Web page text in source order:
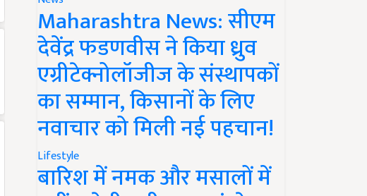
Maharashtra News: सीएम
देवेंद्र फडणवीस ने किया ध्रुव
एग्रीटेक्नोलॉजीज के संस्थापकों
का सम्मान, किसानों के लिए
नवाचार को मिली नई पहचान!
Lifestyle
बारिश में नमक और मसालों में